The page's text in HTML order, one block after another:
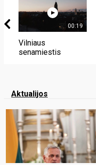
00:19
Vilniaus
senamiestis
Aktualijos